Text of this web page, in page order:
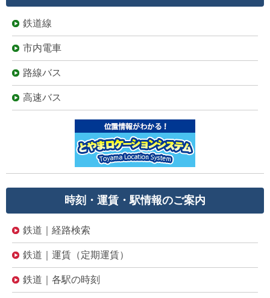
鉄道線
市内電車
路線バス
高速バス
時刻・運賃・駅情報のご案内
鉄道｜経路検索
鉄道｜運賃（定期運賃）
鉄道｜各駅の時刻